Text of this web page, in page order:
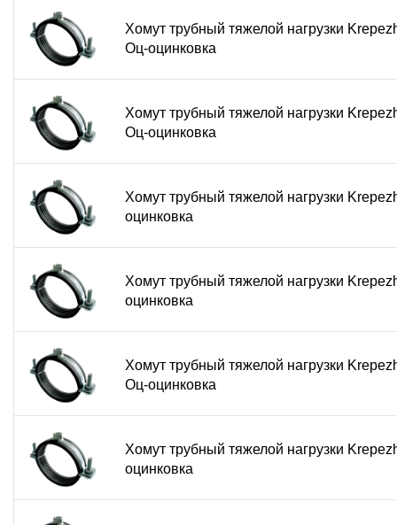
Хомут трубный тяжелой нагрузки
Оц-оцинковка
Хомут трубный тяжелой нагрузки
Оц-оцинковка
Хомут трубный тяжелой нагрузки
оцинковка
Хомут трубный тяжелой нагрузки
оцинковка
Хомут трубный тяжелой нагрузки
Оц-оцинковка
Хомут трубный тяжелой нагрузки
оцинковка